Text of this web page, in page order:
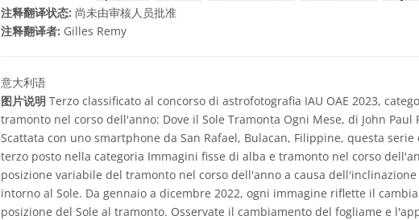
注释翻译状态: 尚未由审核人员批准
注释翻译者: Gilles Remy
意大利语
图片说明 Terzo classificato al concorso di astrofotografia IAU OAE 2023,
tramonto nel corso dell'anno: Dove il Sole Tramonta Ogni Mese, di John Paul
Scattata con uno smartphone da San Rafael, Bulacan, Filippine, questa
terzo posto nella categoria Immagini fisse di alba e tramonto nel corso
posizione variabile del tramonto nel corso dell'anno a causa
intorno al Sole. Da gennaio a dicembre 2022, ogni immagine riflette il
posizione del Sole al tramonto. Osservate il cambiamento del fogliame e